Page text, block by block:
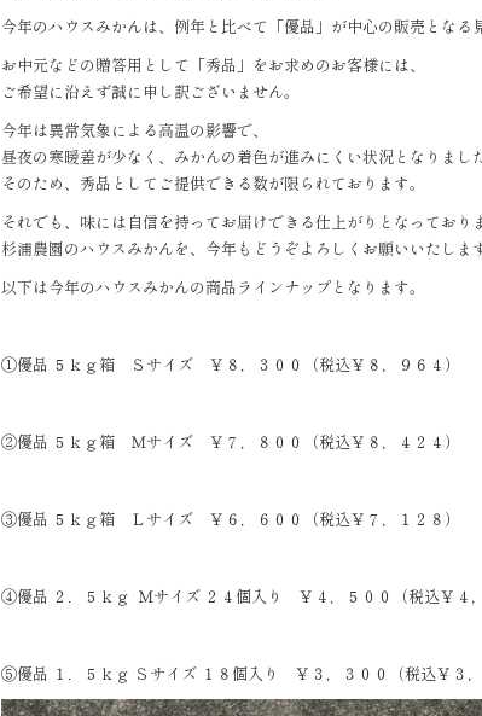
今年のハウスみかんは、例年と比べて「優品」が中心の販売となる
お中元などの贈答用として「秀品」をお求めのお客様には、
ご希望に沿えず誠に申し訳ございません。
今年は異常気象による高温の影響で、
昼夜の寒暖差が少なく、みかんの着色が進みにくい状況となりました
そのため、秀品としてご提供できる数が限られております。
それでも、味には自信を持ってお届けできる仕上がりとなっており
杉浦農園のハウスみかんを、今年もどうぞよろしくお願いいたします
以下は今年のハウスみかんの商品ラインナップとなります。
①優品 ５ｋｇ箱 Ｓサイズ ￥８，３００（税込￥８，９６４）
②優品 ５ｋｇ箱 Ｍサイズ ￥７，８００（税込￥８，４２４）
③優品 ５ｋｇ箱 Ｌサイズ ￥６，６００（税込￥７，１２８）
④優品 ２．５ｋｇ Ｍサイズ ２４個入り ￥４，５００（税込￥４，
⑤優品 １．５ｋｇ Ｓサイズ １８個入り ￥３，３００（税込￥３，